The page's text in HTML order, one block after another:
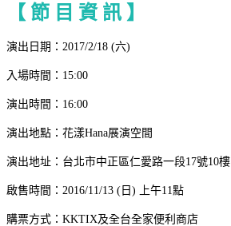
【 節 目 資 訊 】
演出日期：2017/2/18 (六)
入場時間：15:00
演出時間：16:00
演出地點：花漾Hana展演空間
演出地址：台北市中正區仁愛路一段17號10樓
啟售時間：2016/11/13 (日) 上午11點
購票方式：KKTIX及全台全家便利商店